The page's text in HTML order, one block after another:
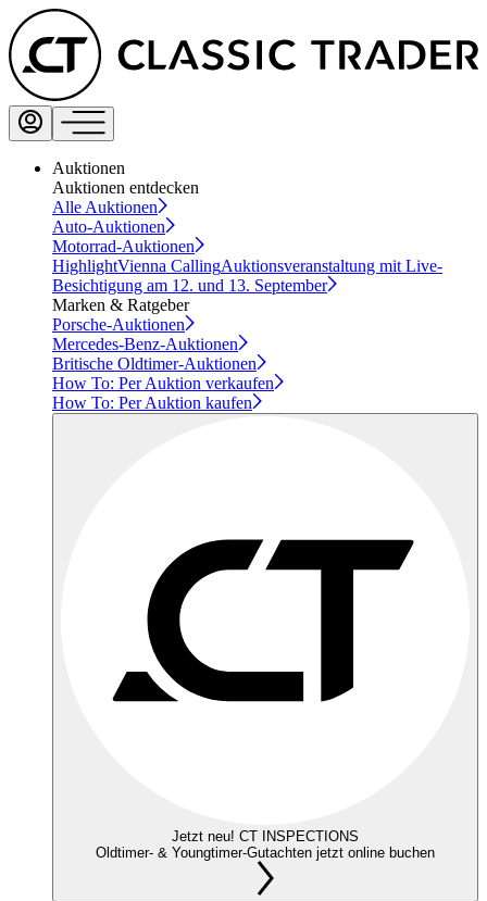
Auktionen
Auktionen entdecken
Alle Auktionen
Auto-Auktionen
Motorrad-Auktionen
HighlightVienna CallingAuktionsveranstaltung mit Live-
Besichtigung am 12. und 13. September
Marken & Ratgeber
Porsche-Auktionen
Mercedes-Benz-Auktionen
Britische Oldtimer-Auktionen
How To: Per Auktion verkaufen
How To: Per Auktion kaufen
Jetzt neu! CT INSPECTIONS
Oldtimer- & Youngtimer-Gutachten jetzt online buchen